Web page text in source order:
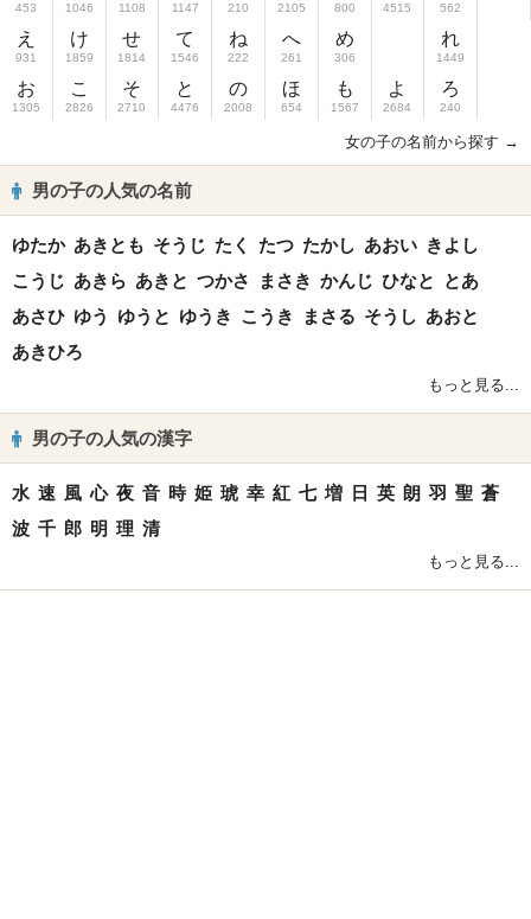
453
え
931
お
1305
1046
け
1859
こ
2826
1108
せ
1814
そ
2710
1147
て
1546
と
4476
210
ね
222
の
2008
2105
へ
261
ほ
654
800
め
306
も
1567
4515
よ
2684
562
れ
1449
ろ
240
女の子の名前から探す →
男の子の人気の名前
ゆたか あきとも そうじ たく たつ たかし あおい きよし
こうじ あきら あきと つかさ まさき かんじ ひなと
とあ
あさひ ゆう ゆうと ゆうき こうき まさる そうし あおと
あきひろ
もっと見る...
男の子の人気の漢字
水 速 風 心 夜 音 時 姫 琥 幸 紅 七 増 日 英 朗 羽 聖 蒼
波 千 郎 明 理 清
もっと見る...